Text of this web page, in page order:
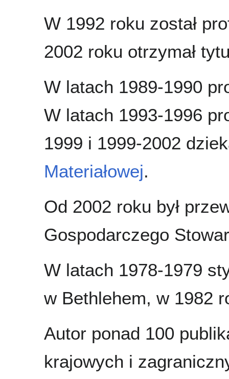
W 1992 roku został
2002 roku otrzymał
W latach 1989-1990
W latach 1993-1996
1999 i 1999-2002
Materiałowej.
Od 2002 roku był
Gospodarczego
W latach 1978-1979
w Bethlehem, w 1982
Autor ponad 100
krajowych i